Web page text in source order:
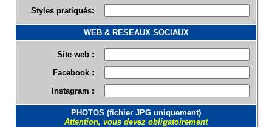
Styles pratiqués:
WEB & RESEAUX SOCIAUX
Site web :
Facebook :
Instagram :
PHOTOS (fichier JPG uniquement)
Attention, vous devez obligatoirement